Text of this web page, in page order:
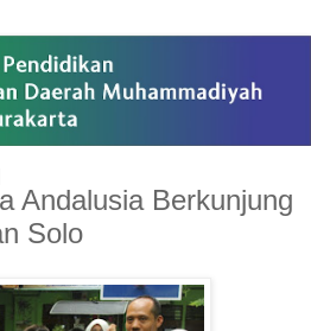
Andalusia Berkunjung
Solo